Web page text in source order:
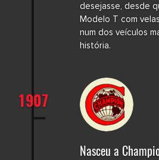
desejasse, desde
Modelo T com
num dos veículos
história.
1907
Nasceu a